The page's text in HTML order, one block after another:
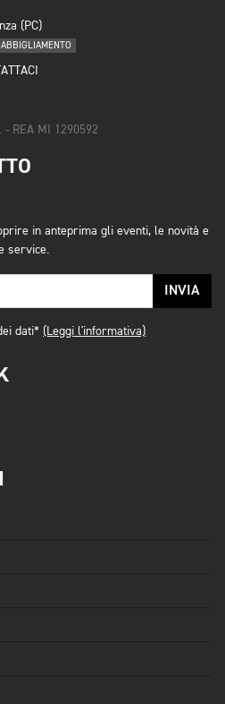
(PC)
ABBIGLIAMENTO
- REA MI 1290592
in anteprima gli eventi, le novità e
service.
INVIA
dati* (Leggi l'informativa)